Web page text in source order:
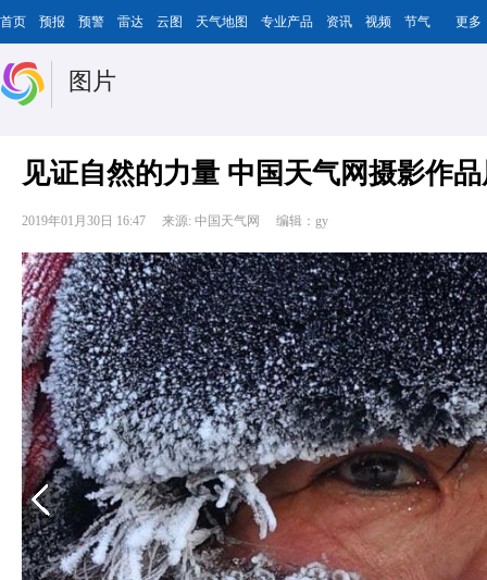
首页 预报 预警 雷达 云图 天气地图 专业产品 资讯 视频 节气 更多
图片
见证自然的力量 中国天气网摄影作
2019年01月30日 16:47 来源: 中国天气网 编辑：gy